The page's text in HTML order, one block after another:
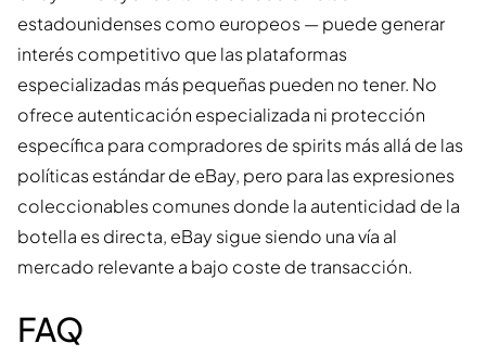
estadounidenses como europeos — puede generar
interés competitivo que las plataformas
especializadas más pequeñas pueden no tener. No
ofrece autenticación especializada ni protección
específica para compradores de spirits más allá de las
políticas estándar de eBay, pero para las expresiones
coleccionables comunes donde la autenticidad de la
botella es directa, eBay sigue siendo una vía al
mercado relevante a bajo coste de transacción.
FAQ